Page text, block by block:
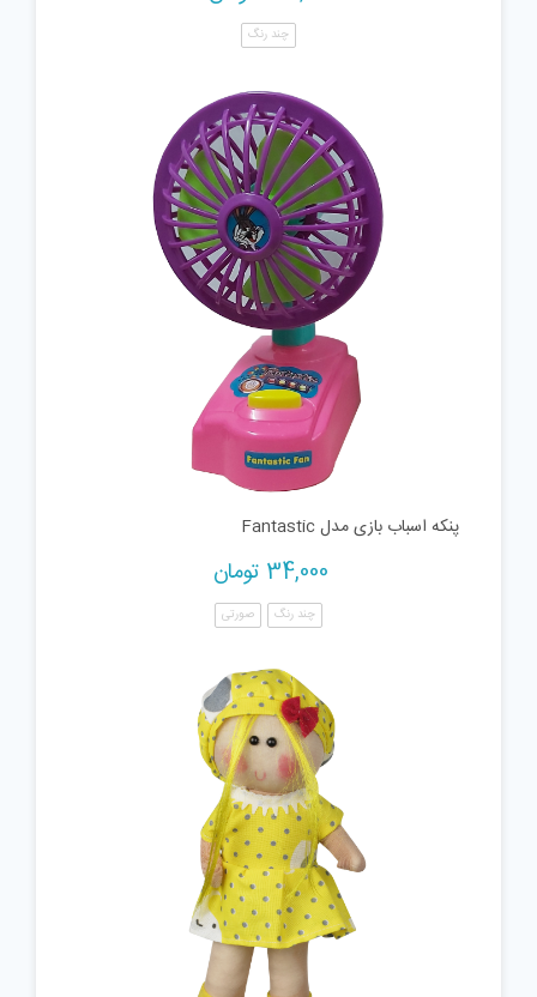
چند رنگ
پنکه اسباب بازی مدل Fantastic
34,000 تومان
چند رنگ صورتی